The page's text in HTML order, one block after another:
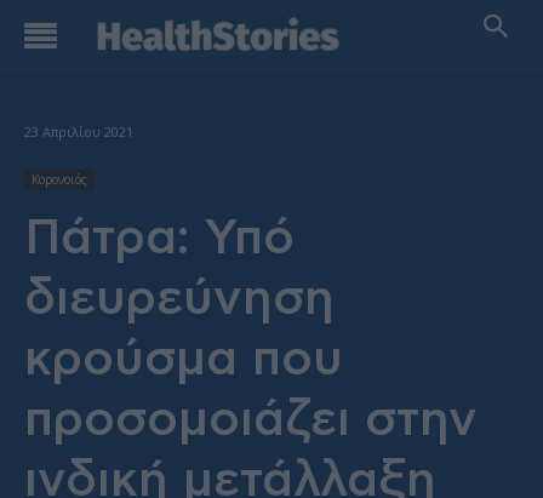
23 Απριλίου 2021
Κορονοιός
Πάτρα: Υπό
διευρεύνηση
κρούσμα που
προσομοιάζει στην
ινδική μετάλλαξη